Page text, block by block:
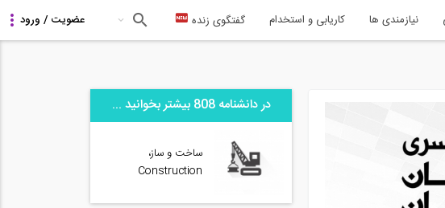
نیازمندی ها کاریابی و استخدام گفتگوی زنده
در دانشنامه 808 بیشتر بخوانید ...
ساخت و ساز،
Construction